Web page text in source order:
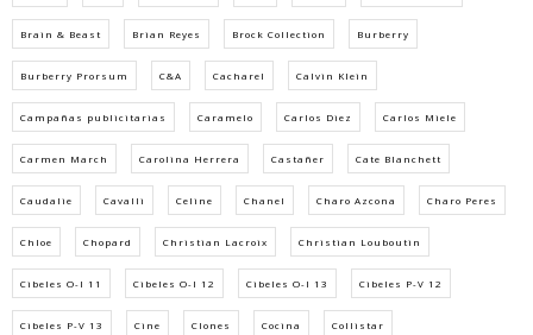
Brain & Beast Brian Reyes Brock Collection Burberry
Burberry Prorsum C&A Cacharel Calvin Klein
Campañas publicitarias Caramelo Carlos Diez Carlos Miele
Carmen March Carolina Herrera Castañer Cate Blanchett
Caudalie Cavalli Celine Chanel Charo Azcona Charo Peres
Chloe Chopard Christian Lacroix Christian Louboutin
Cibeles O-I 11 Cibeles O-I 12 Cibeles O-I 13 Cibeles P-V 12
Cibeles P-V 13 Cine Clones Cocina Collistar